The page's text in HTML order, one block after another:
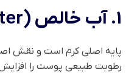
1. آب خالص (Purified Water)
پایه اصلی کرم است و نقش
رطوبت طبیعی پوست را